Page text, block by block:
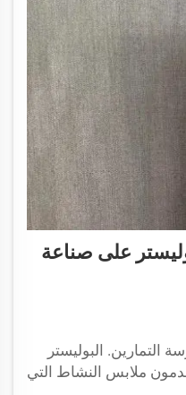
على صناعة
التمارين. البوليستر
ملابس النشاط التي